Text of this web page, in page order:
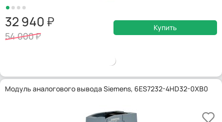
32 940
54 000
Купить
Модуль аналогового вывода Siemens, 6ES7232-4HD32-0XB0